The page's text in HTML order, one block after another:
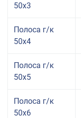
50x3
Полоса г/к
50x4
Полоса г/к
50x5
Полоса г/к
50x6